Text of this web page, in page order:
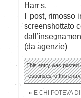
Harris.
Il post, rimosso
screenshottato
(da agenzie)
This entry was posted
responses to this
« E CHI POTEVA